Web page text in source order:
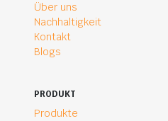
Über uns
Nachhaltigkeit
Kontakt
Blogs
PRODUKT
Produkte